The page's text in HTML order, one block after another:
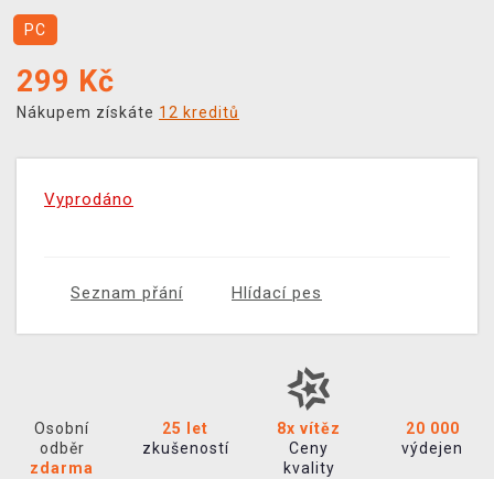
PC
299 Kč
Nákupem získáte 12 kreditů
Vyprodáno
Seznam přání Hlídací pes
Osobní
odběr
zdarma
25 let
zkušeností
8x vítěz
Ceny
kvality
20 000
výdejen